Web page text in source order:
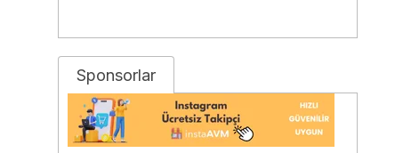
Sponsorlar